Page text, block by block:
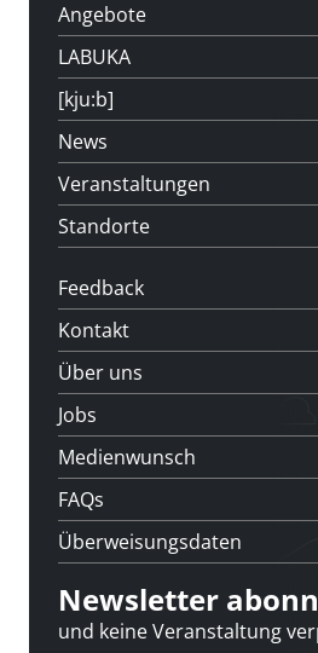
Angebote
LABUKA
[kju:b]
News
Veranstaltungen
Standorte
Feedback
Kontakt
Über uns
Jobs
Medienwunsch
FAQs
Überweisungsdaten
Newsletter
und keine Veranstaltung